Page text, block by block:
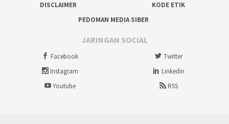
DISCLAIMER
KODE ETIK
PEDOMAN MEDIA SIBER
JARINGAN SOCIAL
Facebook
Twitter
Instagram
Linkedin
Youtube
RSS